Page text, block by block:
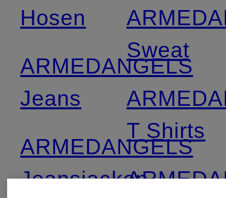
Hosen
ARMEDANGELS
Jeans
ARMEDANGELS
Jeansjacken
Sweat
T Shirts